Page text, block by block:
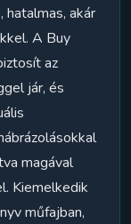
akár
A Buy
az
jár, és
magával
Kiemelkedik
műfajban,